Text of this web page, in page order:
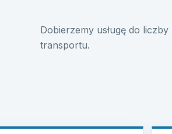
Dobierzemy usługę do
transportu.